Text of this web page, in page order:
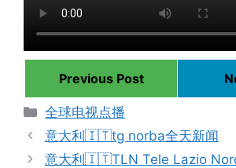
Previous Post
Categories
全球电视点播
意大利🇮🇹tg norba全天新闻
意大利🇮🇹TLN Tele Lazio